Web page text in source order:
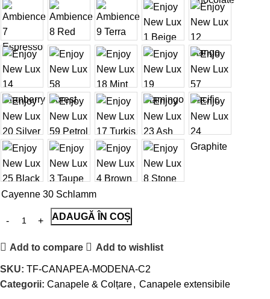
Cayenne 30 Schlamm
ADAUGĂ ÎN COȘ
Add to compare Add to wishlist
SKU: TF-CANAPEA-MODENA-C2
Categorii: Canapele & Colțare, Canapele extensibile